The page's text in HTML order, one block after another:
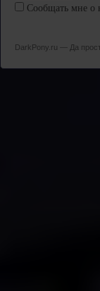
Сообщать мне о
DarkPony.ru — Да